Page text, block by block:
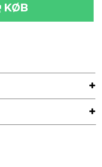
KØB